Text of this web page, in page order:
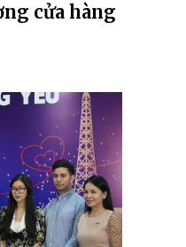
cửa hàng